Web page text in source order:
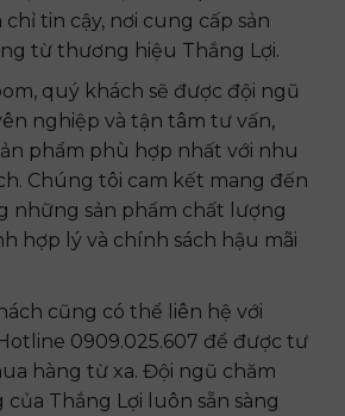
chỉ tin cậy, nơi cung cấp sản
từ thương hiệu Thắng Lợi.
quý khách sẽ được đội ngũ
nghiệp và tận tâm tư vấn,
phẩm phù hợp nhất với nhu
Chúng tôi cam kết mang đến
những sản phẩm chất lượng
hợp lý và chính sách hậu mãi
cũng có thể liên hệ với
0909.025.607 để được tư
hàng từ xa. Đội ngũ chăm
của Thắng Lợi luôn sẵn sàng